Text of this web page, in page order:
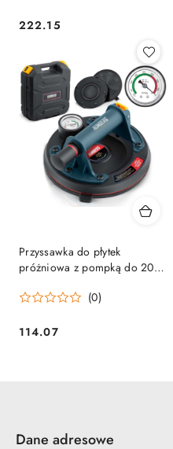
Cena:
222.15
Przyssawka do płytek
próżniowa z pompką do 200
(0)
Cena:
114.07
Dane adresowe